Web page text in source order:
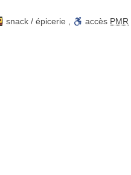
snack / épicerie accès PMR